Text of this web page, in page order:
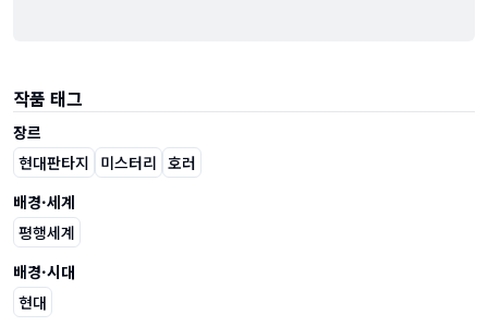
작품 태그
장르
현대판타지 미스터리 호러
배경·세계
평행세계
배경·시대
현대